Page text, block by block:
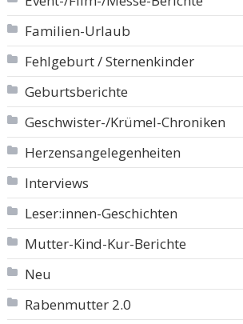
Familien-Urlaub
Fehlgeburt / Sternenkinder
Geburtsberichte
Geschwister-/Krümel-Chroniken
Herzensangelegenheiten
Interviews
Leser:innen-Geschichten
Mutter-Kind-Kur-Berichte
Neu
Rabenmutter 2.0